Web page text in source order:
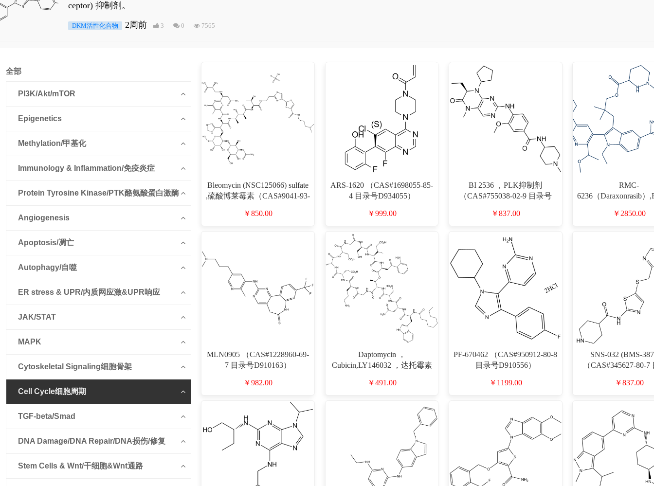
ceptor) 抑制剂。
DKM活性化合物 2周前 3 0 7565
全部
PI3K/Akt/mTOR
Epigenetics
Methylation/甲基化
Immunology & Inflammation/免疫炎症
Protein Tyrosine Kinase/PTK酪氨酸蛋白激酶
Angiogenesis
Apoptosis/凋亡
Autophagy/自噬
ER stress & UPR/内质网应激&UPR响应
JAK/STAT
MAPK
Cytoskeletal Signaling细胞骨架
Cell Cycle细胞周期
TGF-beta/Smad
DNA Damage/DNA Repair/DNA损伤/修复
Stem Cells & Wnt/干细胞&Wnt通路
Bleomycin (NSC125066) sulfate
,硫酸博莱霉素（CAS#9041-93-
￥850.00
ARS-1620 （CAS#1698055-85-
4 目录号D934055）
￥999.00
BI 2536 ，PLK抑制剂
（CAS#755038-02-9 目录号
￥837.00
RMC-
6236（Daraxonrasib）
目录号￥2850.00
MLN0905 （CAS#1228960-69-
7 目录号D910163）
￥982.00
Daptomycin ，
Cubicin,LY146032 ，达托霉素
D801373）
￥491.00
PF-670462 （CAS#950912-80-8
目录号D910556）
￥1199.00
SNS-032 (BMS-
（CAS#345627-80-
￥837.00